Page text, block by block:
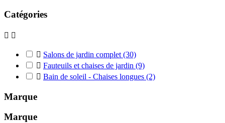
Catégories
 
 Salons de jardin complet (30)
 Fauteuils et chaises de jardin (9)
 Bain de soleil - Chaises longues (2)
Marque
Marque